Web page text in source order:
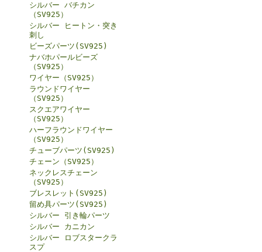
シルバー バチカン
（SV925）
シルバー ヒートン・突き
刺し
ビーズパーツ(SV925)
ナバホパールビーズ
（SV925）
ワイヤー（SV925）
ラウンドワイヤー
（SV925）
スクエアワイヤー
（SV925）
ハーフラウンドワイヤー
（SV925）
チューブパーツ(SV925)
チェーン（SV925）
ネックレスチェーン
（SV925）
ブレスレット(SV925)
留め具パーツ(SV925)
シルバー 引き輪パーツ
シルバー カニカン
シルバー ロブスタークラ
スプ